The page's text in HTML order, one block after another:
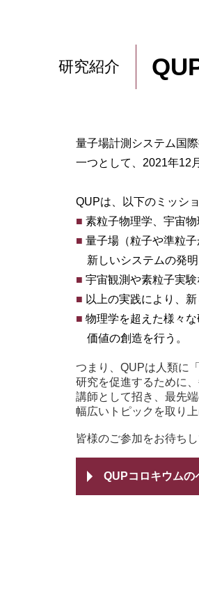
研究紹介
量子場計測システム国
一つとして、2021年12
QUPは、以下のミッシ
■ 素粒子物理学、宇宙
■ 量子場（粒子や準粒
新しいシステムの発明
■ 宇宙観測や素粒子実
■ 以上の実践により、
■ 物理学を超えた様々
価値の創造を行う。
つまり、QUPは人類に
研究を促進するために
講師として招き、最先
幅広いトピックを取り上
皆様のご参加をお待ちし
QUPコロキウムの